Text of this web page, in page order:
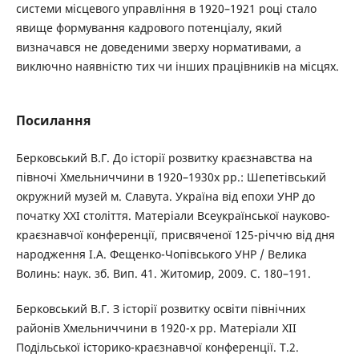
системи місцевого управління в 1920–1921 році стало
явище формування кадрового потенціалу, який
визначався не доведеними зверху нормативами, а
виключно наявністю тих чи інших працівників на місцях.
Посилання
Берковський В.Г. До історії розвитку краєзнавства на
півночі Хмельниччини в 1920–1930х рр.: Шепетівський
окружний музей м. Славута. Україна від епохи УНР до
початку ХХІ століття. Матеріали Всеукраїнської науково-
краєзнавчої конференції, присвяченої 125-річчю від дня
народження І.А. Фещенко-Чопівського УНР / Велика
Волинь: наук. зб. Вип. 41. Житомир, 2009. С. 180–191.
Берковський В.Г. З історії розвитку освіти північних
районів Хмельниччини в 1920-х рр. Матеріали ХІІ
Подільської історико-краєзнавчої конференції. Т.2.